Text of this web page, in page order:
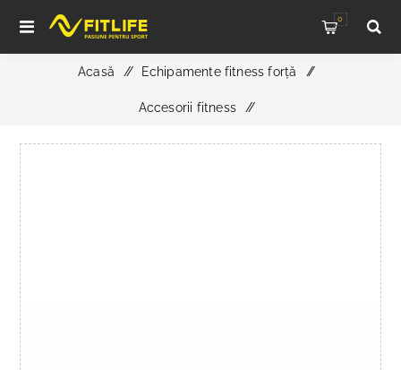
0
Acasă / Echipamente fitness forță /
Accesorii fitness /
ATX Power Belt Clip - piele intoarsa - negru - marimea S